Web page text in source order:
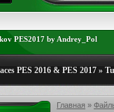
PES2017 by Andrey_Pol
PES 2016 & PES 2017 »
Главная »